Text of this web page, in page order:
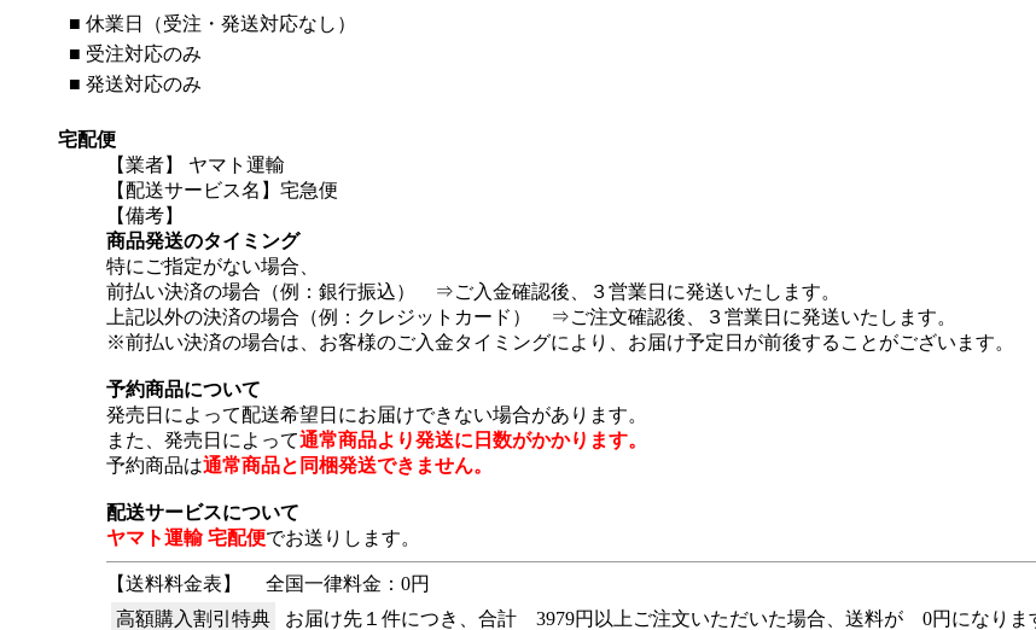
■ 休業日（受注・発送対応なし）
■ 受注対応のみ
■ 発送対応のみ
宅配便
【業者】 ヤマト運輸
【配送サービス名】宅急便
【備考】
商品発送のタイミング
特にご指定がない場合、
前払い決済の場合（例：銀行振込） ⇒ご入金確認後、３営業日に発送いたします。
上記以外の決済の場合（例：クレジットカード） ⇒ご注文確認後、３営業日に発送いたします。
※前払い決済の場合は、お客様のご入金タイミングにより、お届け予定日が前後することがございます。
予約商品について
発売日によって配送希望日にお届けできない場合があります。
また、発売日によって通常商品より発送に日数がかかります。
予約商品は通常商品と同梱発送できません。
配送サービスについて
ヤマト運輸 宅配便でお送りします。
【送料料金表】
全国一律料金：0円
高額購入割引特典
お届け先１件につき、合計 3979円以上ご注文いただいた場合、送料が 0円になりま